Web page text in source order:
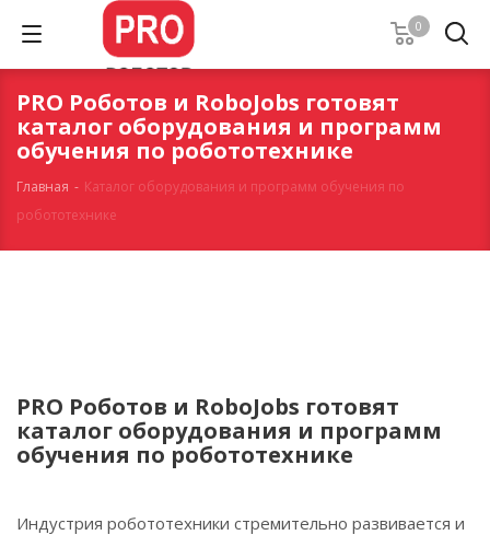
0
PRO Роботов и RoboJobs готовят
каталог оборудования и программ
обучения по робототехнике
Главная - Каталог оборудования и программ обучения по
робототехнике
PRO Роботов и RoboJobs готовят
каталог оборудования и программ
обучения по робототехнике
Индустрия робототехники стремительно развивается и